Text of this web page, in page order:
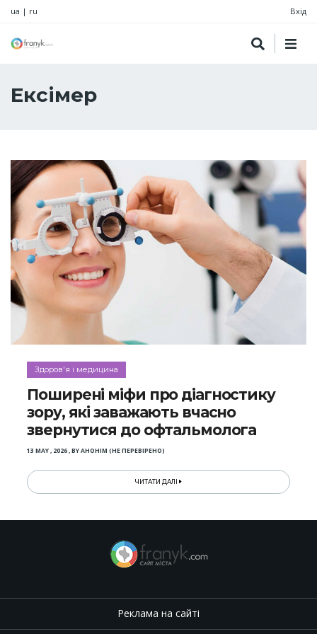
ua | ru Вхід
Ексімер
Здоров'я і медицина
Поширені міфи про діагностику
зору, які заважають вчасно
звернутися до офтальмолога
13 MAY , 2026,BYАНОНІМ (НЕ ПЕРЕВІРЕНО)
ЧИТАТИ ДАЛІ
Реклама на сайті